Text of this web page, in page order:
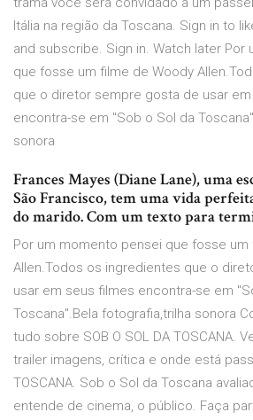
Itália na região da Toscana. Sign in to
and subscribe. Sign in. Watch later Por
que fosse um filme de Woody
que o diretor sempre gosta de usar
encontra-se em "Sob o Sol da
sonora
Frances Mayes (Diane Lane), uma
São Francisco, tem uma vida
do marido. Com um texto para
Por um momento pensei que fosse
Allen.Todos os ingredientes que o
usar em seus filmes encontra-se em
Toscana".Bela fotografia,trilha sonora
tudo sobre SOB O SOL DA TOSCANA.
trailer imagens, crítica e onde está
TOSCANA. Sob o Sol da Toscana
entende de cinema, o público. Faça